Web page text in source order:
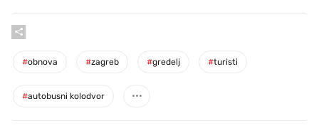
#obnova #zagreb #gredelj #turisti
#autobusni kolodvor